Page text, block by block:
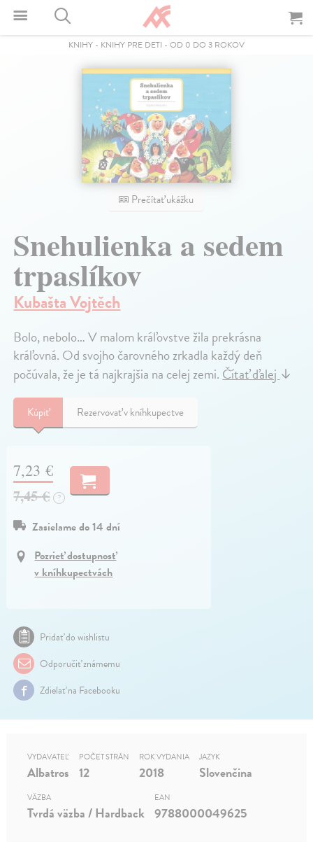
KNIHY - KNIHY PRE DETI - OD 0 DO 3 ROKOV
Prečítať ukážku
Snehulienka a sedem
trpaslíkov
Kubašta Vojtěch
Bolo, nebolo… V malom kráľovstve žila prekrásna
kráľovná. Od svojho čarovného zrkadla každý deň
počúvala, že je tá najkrajšia na celej zemi.Čítať ďalej↓
Kúpiť Rezervovať v kníhkupectve
7,23 €
7,45 € ?
Zasielame do 14 dní
Pozrieť dostupnosť
v kníhkupectvách
Pridať do wishlistu
Odporučiť známemu
Zdielať na Facebooku
VYDAVATEĽ
Albatros
POČET STRÁN
12
ROK VYDANIA
2018
JAZYK
Slovenčina
VÄZBA
Tvrdá väzba / Hardback
EAN
9788000049625